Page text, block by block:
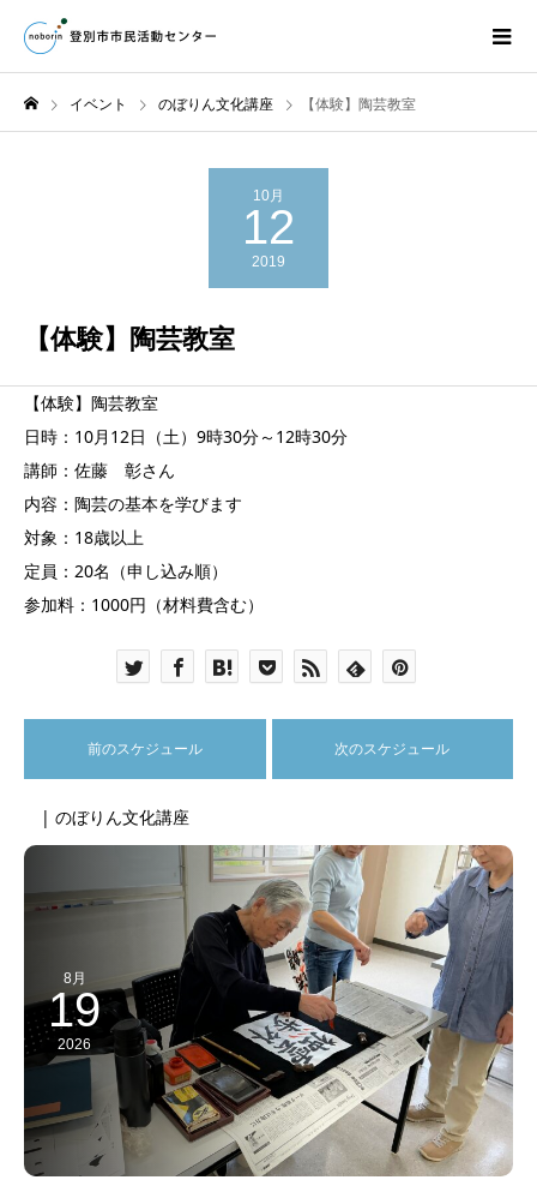
イベント のぼりん文化講座 【体験】陶芸教室
10月
12
2019
【体験】陶芸教室
【体験】陶芸教室
日時：10月12日（土）9時30分～12時30分
講師：佐藤 彰さん
内容：陶芸の基本を学びます
対象：18歳以上
定員：20名（申し込み順）
参加料：1000円（材料費含む）
前のスケジュール 次のスケジュール
| のぼりん文化講座
8月
19
2026